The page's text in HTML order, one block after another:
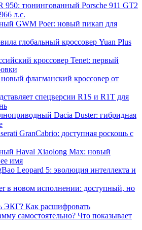
950: тюнингованный Porsche 911 GT2
л.с.
GWM Poer: новый пикап для
глобальный кроссовер Yuan Plus
кроссовер Tenet: первый
флагманский кроссовер от
спецверсии R1S и R1T для
Dacia Duster: гибридная
GranCabrio: доступная роскошь с
Haval Xiaolong Max: новый
имя
Leopard 5: эволюция интеллекта и
в новом исполнении: доступный, но
ЭКГ? Как расшифровать
самостоятельно? Что показывает